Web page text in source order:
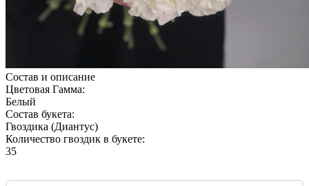
Состав и описание
Цветовая Гамма:
Белый
Состав букета:
Гвоздика (Диантус)
Количество гвоздик в букете:
35